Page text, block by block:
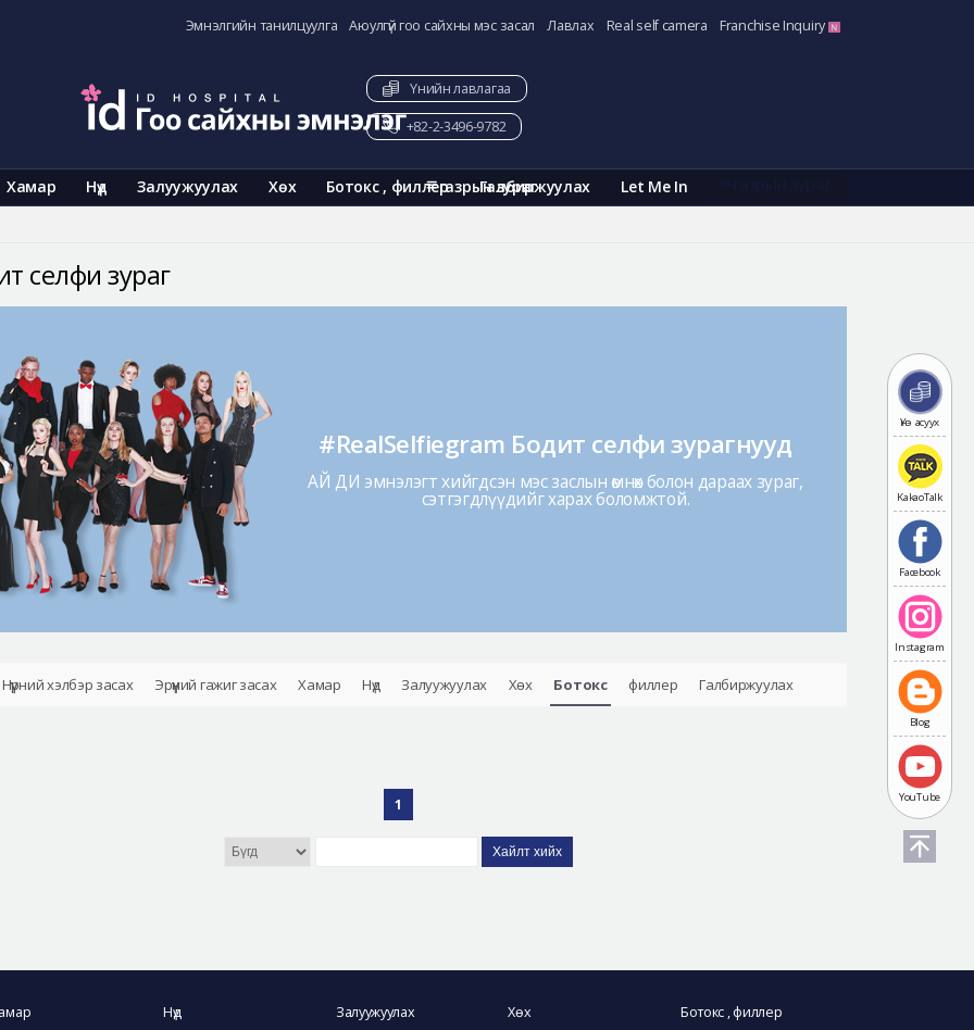
Эмнэлгийн танилцуулга Аюулгүй гоо сайхны мэс засал Лавлах Real self camera Franchise Inquiry
Хамар Нүд Залуужуулах Хөх Ботокс , филлер Галбиржуулах Let Me In
газрын зураг
Үнийн лавлагаа
+82-2-3496-9782
Үнэ асуух
KakaoTalk
Facebook
Instagram
Blog
YouTube
селфи зураг
#RealSelfiegram Бодит селфи зурагнууд
АЙ ДИ эмнэлэгт хийгдсэн мэс заслын өмнөх болон дараах зураг,
сэтгэгдлүүдийг харах боломжтой.
Нүүрний хэлбэр засах Эрүүний гажиг засах Хамар Нүд Залуужуулах Хөх Ботокс филлер Галбиржуулах
1
Хайлт хийх
Нүд Залуужуулах Хөх Ботокс , филлер